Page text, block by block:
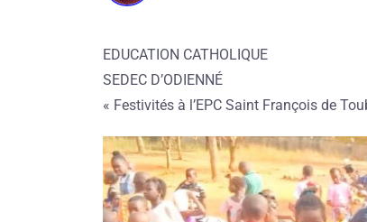
EDUCATION CATHOLIQUE
SEDEC D’ODIENNÉ
« Festivités à l’EPC Saint François de